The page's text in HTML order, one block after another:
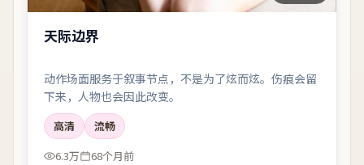
天际边界
动作场面服务于叙事节点，不是为了炫而炫。伤痕会留
下来，人物也会因此改变。
高清
流畅
6.3万
68个月前